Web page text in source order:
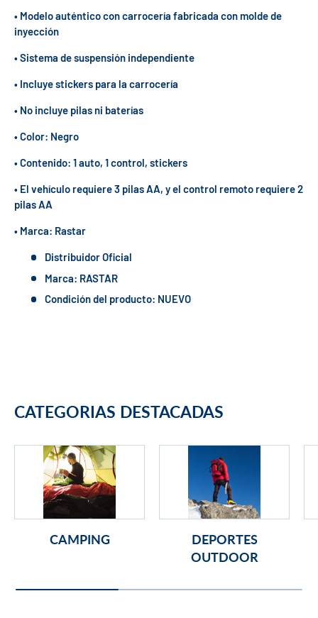
• Modelo auténtico con carrocería fabricada con molde de
inyección
• Sistema de suspensión independiente
• Incluye stickers para la carrocería
• No incluye pilas ni baterías
• Color: Negro
• Contenido: 1 auto, 1 control, stickers
• El vehículo requiere 3 pilas AA, y el control remoto requiere 2
pilas AA
• Marca: Rastar
Distribuidor Oficial
Marca: RASTAR
Condición del producto: NUEVO
CATEGORIAS DESTACADAS
CAMPING
DEPORTES
OUTDOOR